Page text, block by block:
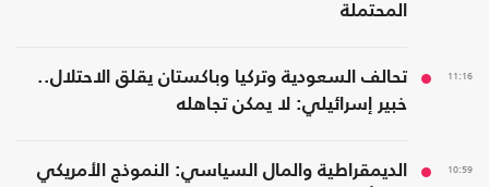
المحتملة
11:16
تحالف السعودية وتركيا وباكستان يقلق الاحتلال..
خبير إسرائيلي: لا يمكن تجاهله
10:59
الديمقراطية والمال السياسي: النموذج الأمريكي